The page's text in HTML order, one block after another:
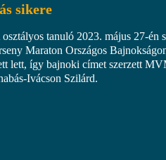
sikere
tanuló 2023. május 27-én s
Maraton Országos
lett, így bajnoki címet szerzett
Ivácson Szilárd.